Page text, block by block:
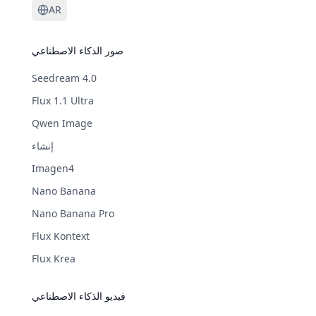
AR
صور الذكاء الاصطناعي
Seedream 4.0
Flux 1.1 Ultra
Qwen Image
إنشاء
Imagen4
Nano Banana
Nano Banana Pro
Flux Kontext
Flux Krea
فيديو الذكاء الاصطناعي